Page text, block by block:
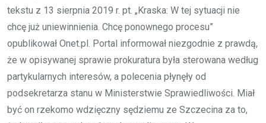
tekstu z 13 sierpnia 2019 r. pt. „Kraska: W tej sytuacji nie
chcę już uniewinnienia. Chcę ponownego procesu”
opublikował Onet.pl. Portal informował niezgodnie z prawdą,
że w opisywanej sprawie prokuratura była sterowana według
partykularnych interesów, a polecenia płynęły od
podsekretarza stanu w Ministerstwie Sprawiedliwości. Miał
być on rzekomo wdzięczny sędziemu ze Szczecina za to,